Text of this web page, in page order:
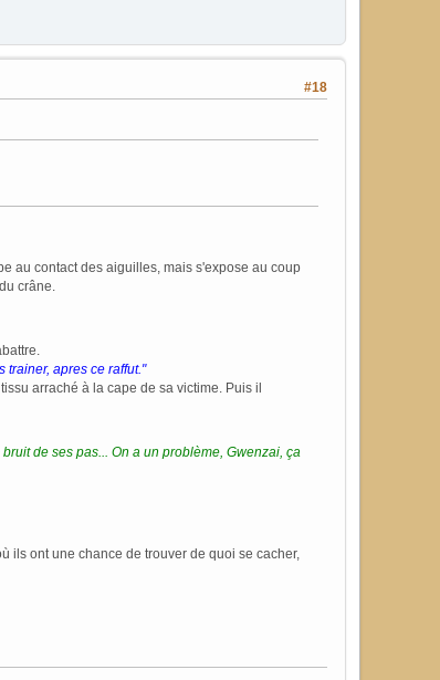
#18
au contact des aiguilles, mais s'expose au coup
crâne.
trainer, apres ce raffut."
arraché à la cape de sa victime. Puis il
de ses pas... On a un problème, Gwenzai, ça
ils ont une chance de trouver de quoi se cacher,